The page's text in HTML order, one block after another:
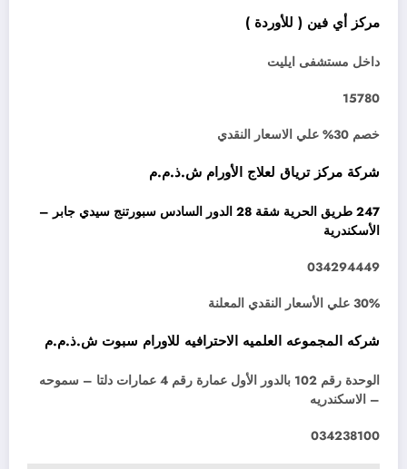
مركز أي فين ( للأوردة )
داخل مستشفى ايليت
15780
خصم 30% علي الاسعار النقدي
شركة مركز ترياق لعلاج الأورام ش.ذ.م.م
247 طريق الحرية شقة 28 الدور السادس سبورتنج سيدي جابر –
الأسكندرية
034294449
30% علي الأسعار النقدي المعلنة
شركه المجموعه العلميه الاحترافيه للاورام سبوت ش.ذ.م.م
الوحدة رقم 102 بالدور الأول عمارة رقم 4 عمارات دلتا – سموحه
– الاسكندريه
034238100